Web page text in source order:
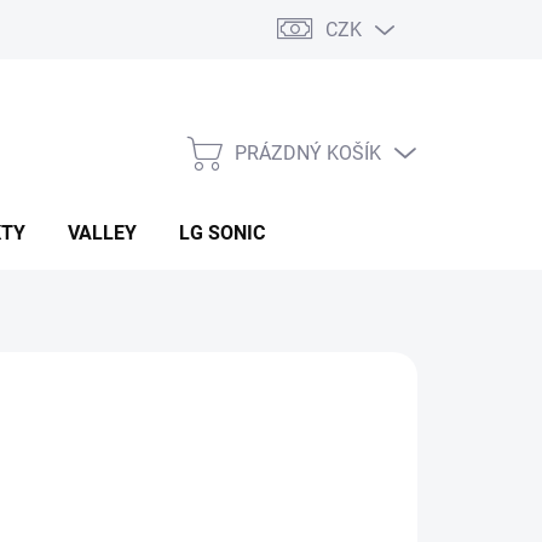
CZK
NÁKUPNÍ
PRÁZDNÝ KOŠÍK
VALLEY LG SONIC